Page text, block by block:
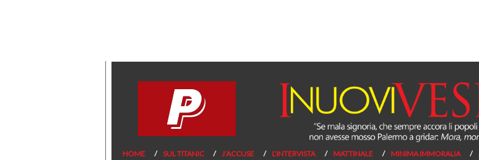
HOME SUL TITANIC J’ACCUSE L’INTERVISTA MATTINALE MINIMA IMMORALIA